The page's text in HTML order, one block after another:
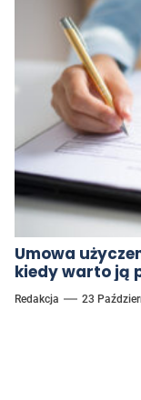
Umowa
kiedy warto ją
Redakcja 23